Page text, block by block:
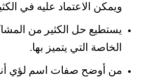
ويمكن الاعتماد عليه في
يستطيع حل الكثير من
الخاصة التي يتميز بها.
من أوضح صفات اسم لؤي أنه